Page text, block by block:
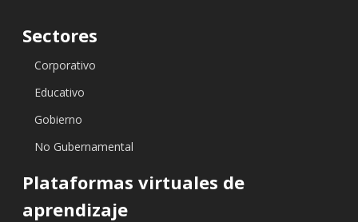
Sectores
Corporativo
Educativo
Gobierno
No Gubernamental
Plataformas virtuales de
aprendizaje